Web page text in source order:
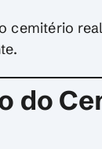
cemitério
do